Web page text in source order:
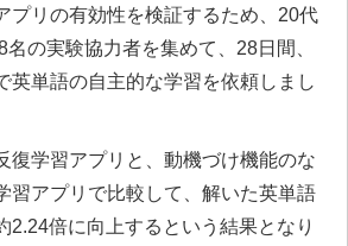
プリの有効性を検証するため、20代
の実験協力者を集めて、28日間、
英単語の自主的な学習を依頼しまし
復学習アプリと、動機づけ機能のな
習アプリで比較して、解いた英単語
2.24倍に向上するという結果となり